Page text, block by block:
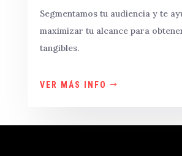
Segmentamos tu audiencia y te
maximizar tu alcance para
tangibles.
VER MÁS INFO